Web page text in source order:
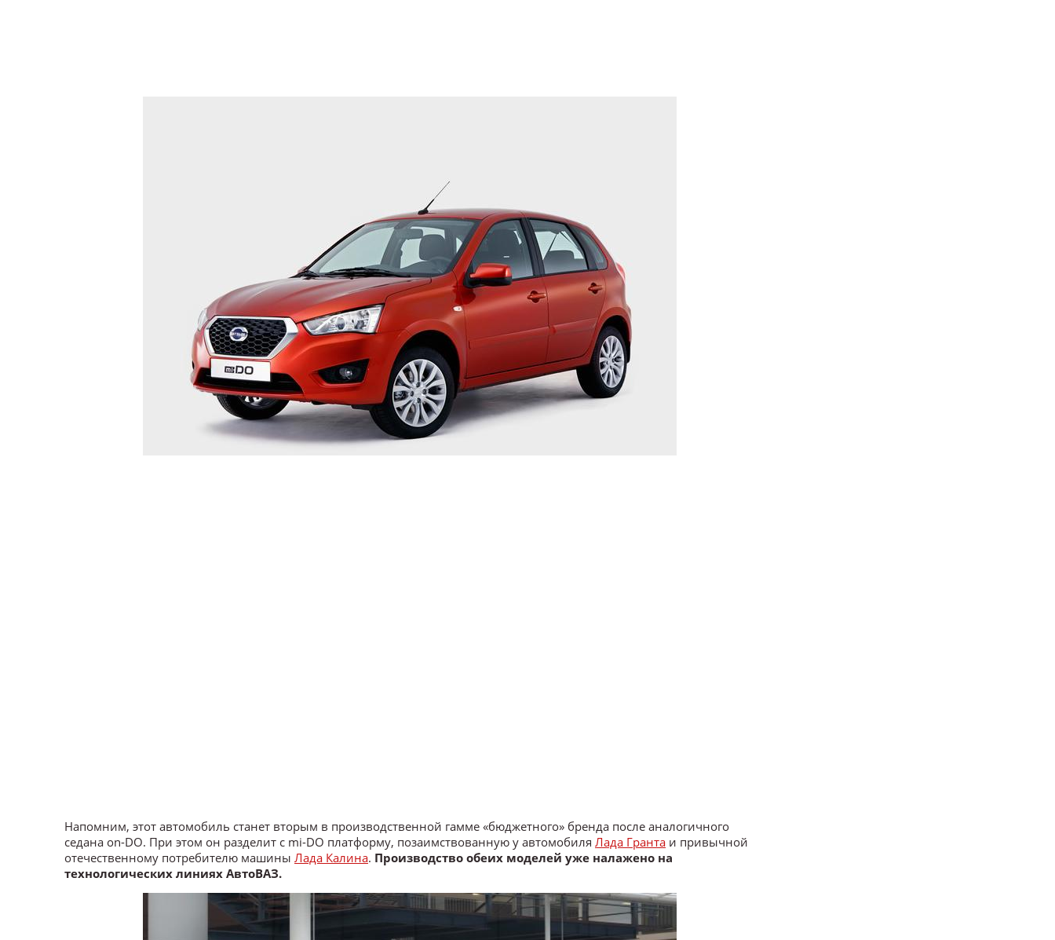
Напомним, этот автомобиль станет вторым в производственной гамме «бюджетного» бренда после аналогичного
седана on-DO. При этом он разделит с mi-DO платформу, позаимствованную у автомобиля Лада Гранта и привычной
отечественному потребителю машины Лада Калина. Производство обеих моделей уже налажено на
технологических линиях АвтоВАЗ.